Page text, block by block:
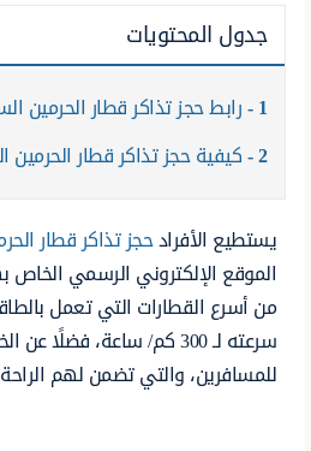
جدول المحتويات
1 رابط حجز تذاكر قطار الحرمين
2 كيفية حجز تذاكر قطار الحرمين
يستطيع الأفرادحجز تذاكر قطار
الموقع الإلكتروني الرسمي الخاص
من أسرع القطارات التي تعمل
سرعته لـ 300 كم/ ساعة،
للمسافرين، والتي تضمن لهم